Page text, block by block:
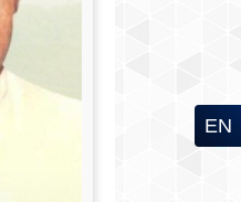
EN